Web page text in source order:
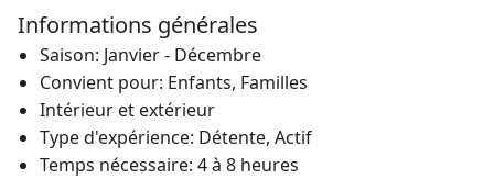
L’Alpamare d’un coup d’œil
L’Alpamare am Lac de Zurich est une destination prisée
des familles. Le parc aquatique de 25 000 mètres
carrés est situé dans la zone de Pfäffikon, à seulement
30 minutes de Zurich. 12 toboggans aquatiques d’une
longueur totale de 2100 mètres offrent l’action. De
Informations générales
Saison: Janvier - Décembre
Convient pour: Enfants, Familles
Intérieur et extérieur
Type d'expérience: Détente, Actif
Temps nécessaire: 4 à 8 heures